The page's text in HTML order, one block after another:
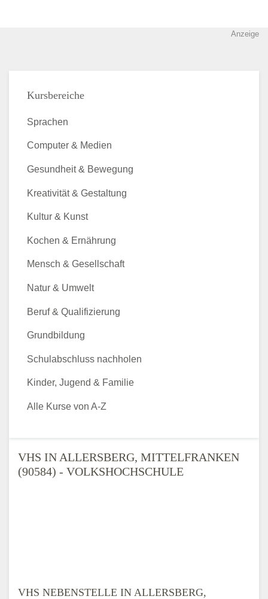
Anzeige
VHS IN ALLERSBERG, MITTELFRANKEN
(90584) - VOLKSHOCHSCHULE
VHS NEBENSTELLE IN ALLERSBERG,
Kursbereiche
Sprachen
Computer & Medien
Gesundheit & Bewegung
Kreativität & Gestaltung
Kultur & Kunst
Kochen & Ernährung
Mensch & Gesellschaft
Natur & Umwelt
Beruf & Qualifizierung
Grundbildung
Schulabschluss nachholen
Kinder, Jugend & Familie
Alle Kurse von A-Z